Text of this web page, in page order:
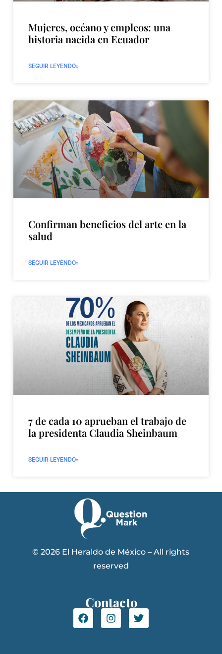
Mujeres, océano y empleos: una
historia nacida en Ecuador
SEGUIR LEYENDO»
Confirman beneficios del arte en la
salud
SEGUIR LEYENDO»
7 de cada 10 aprueban el trabajo de
la presidenta Claudia Sheinbaum
SEGUIR LEYENDO»
© 2026 El Heraldo de México – All rights
reserved
Contacto